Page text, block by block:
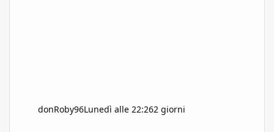
donRoby96Lunedì alle 22:262 giorni